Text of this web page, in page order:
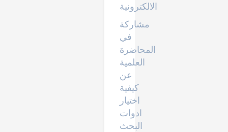
الالكترونية
مشاركة
في
المحاضرة
العلمية
عن
كيفية
اختيار
ادوات
البحث